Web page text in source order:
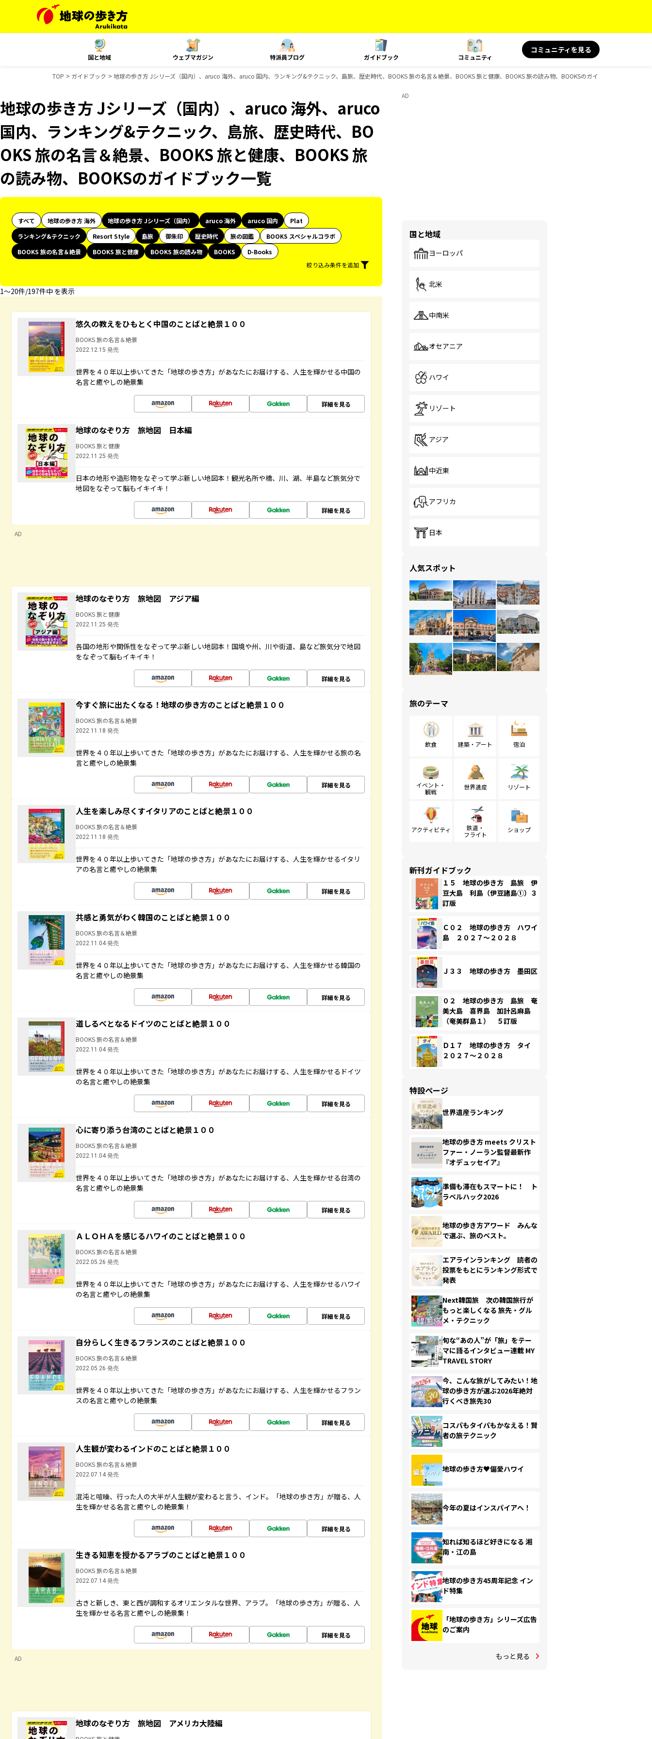
国と地域 ウェブマガジン 特派員ブログ ガイドブック コミュニティ
コミュニティを見る
TOP ガイドブック 地球の歩き方 Jシリーズ（国内）、aruco 海外、aruco 国内、ランキング&テクニック、島旅、歴史時代、BOOKS 旅の名言＆絶景、BOOKS 旅と健康、BOOKS 旅の読み物、BOOKSのガイドブック一覧
地球の歩き方 Jシリーズ（国内）、aruco 海外、aruco
国内、ランキング&テクニック、島旅、歴史時代、BO
OKS 旅の名言＆絶景、BOOKS 旅と健康、BOOKS 旅
の読み物、BOOKSのガイドブック一覧
すべて 地球の歩き方 海外 地球の歩き方 Jシリーズ（国内） aruco 海外 aruco 国内
Plat
ランキング&テクニック
Resort Style 島旅 御朱印 歴史時代 旅の図鑑
BOOKS スペシャルコラボ
BOOKS 旅の名言＆絶景
BOOKS 旅と健康 BOOKS 旅の読み物 BOOKS
D-Books
絞り込み条件を追加
1〜20件/197件中 を表示
悠久の教えをひもとく中国のことばと絶景１００
BOOKS 旅の名言＆絶景
2022.12.15 発売
世界を４０年以上歩いてきた「地球の歩き方」があなたにお届けする、人生を輝かせる中国の
名言と癒やしの絶景集
詳細を見る
地球のなぞり方 旅地図 日本編
BOOKS 旅と健康
2022.11.25 発売
日本の地形や造形物をなぞって学ぶ新しい地図本！観光名所や橋、川、湖、半島など旅気分で
地図をなぞって脳もイキイキ！
詳細を見る
AD
地球のなぞり方 旅地図 アジア編
BOOKS 旅と健康
2022.11.25 発売
各国の地形や関係性をなぞって学ぶ新しい地図本！国境や州、川や街道、島など旅気分で地図
をなぞって脳もイキイキ！
詳細を見る
今すぐ旅に出たくなる！地球の歩き方のことばと絶景１００
BOOKS 旅の名言＆絶景
2022.11.18 発売
世界を４０年以上歩いてきた「地球の歩き方」があなたにお届けする、人生を輝かせる旅の名
言と癒やしの絶景集
詳細を見る
人生を楽しみ尽くすイタリアのことばと絶景１００
BOOKS 旅の名言＆絶景
2022.11.18 発売
世界を４０年以上歩いてきた「地球の歩き方」があなたにお届けする、人生を輝かせるイタリ
アの名言と癒やしの絶景集
詳細を見る
共感と勇気がわく韓国のことばと絶景１００
BOOKS 旅の名言＆絶景
2022.11.04 発売
世界を４０年以上歩いてきた「地球の歩き方」があなたにお届けする、人生を輝かせる韓国の
名言と癒やしの絶景集
詳細を見る
道しるべとなるドイツのことばと絶景１００
BOOKS 旅の名言＆絶景
2022.11.04 発売
世界を４０年以上歩いてきた「地球の歩き方」があなたにお届けする、人生を輝かせるドイツ
の名言と癒やしの絶景集
詳細を見る
心に寄り添う台湾のことばと絶景１００
BOOKS 旅の名言＆絶景
2022.11.04 発売
世界を４０年以上歩いてきた「地球の歩き方」があなたにお届けする、人生を輝かせる台湾の
名言と癒やしの絶景集
詳細を見る
ＡＬＯＨＡを感じるハワイのことばと絶景１００
BOOKS 旅の名言＆絶景
2022.05.26 発売
世界を４０年以上歩いてきた「地球の歩き方」があなたにお届けする、人生を輝かせるハワイ
の名言と癒やしの絶景集
詳細を見る
自分らしく生きるフランスのことばと絶景１００
BOOKS 旅の名言＆絶景
2022.05.26 発売
世界を４０年以上歩いてきた「地球の歩き方」があなたにお届けする、人生を輝かせるフラン
スの名言と癒やしの絶景集
詳細を見る
人生観が変わるインドのことばと絶景１００
BOOKS 旅の名言＆絶景
2022.07.14 発売
混沌と喧噪、行った人の大半が人生観が変わると言う、インド。「地球の歩き方」が贈る、人
生を輝かせる名言と癒やしの絶景集！
詳細を見る
生きる知恵を授かるアラブのことばと絶景１００
BOOKS 旅の名言＆絶景
2022.07.14 発売
古きと新しき、東と西が調和するオリエンタルな世界、アラブ。「地球の歩き方」が贈る、人
生を輝かせる名言と癒やしの絶景集！
詳細を見る
AD
地球のなぞり方 旅地図 アメリカ大陸編
AD
国と地域
ヨーロッパ
北米
中南米
オセアニア
ハワイ
リゾート
アジア
中近東
アフリカ
日本
人気スポット
旅のテーマ
飲食 建築・アート 宿泊
イベント・
観戦
世界遺産 リゾート
アクティビティ
鉄道・
フライト
ショップ
新刊ガイドブック
１５ 地球の歩き方 島旅 伊
豆大島 利島（伊豆諸島①）３
訂版
Ｃ０２ 地球の歩き方 ハワイ
島 ２０２７～２０２８
Ｊ３３ 地球の歩き方 墨田区
０２ 地球の歩き方 島旅 奄
美大島 喜界島 加計呂麻島
（奄美群島１） ５訂版
Ｄ１７ 地球の歩き方 タイ
２０２７～２０２８
特設ページ
世界遺産ランキング
地球の歩き方 meets クリスト
ファー・ノーラン監督最新作
『オデュッセイア』
準備も滞在もスマートに！ ト
ラベルハック2026
地球の歩き方アワード みんな
で選ぶ、旅のベスト。
エアラインランキング 読者の
投票をもとにランキング形式で
発表
Next韓国旅 次の韓国旅行が
もっと楽しくなる 旅先・グル
メ・テクニック
旬な“あの人”が「旅」をテー
マに語るインタビュー連載 MY
TRAVEL STORY
今、こんな旅がしてみたい！地
球の歩き方が選ぶ2026年絶対
行くべき旅先30
コスパもタイパもかなえる！賢
者の旅テクニック
地球の歩き方♥偏愛ハワイ
今年の夏はインスパイアへ！
知れば知るほど好きになる 湘
南・江の島
地球の歩き方45周年記念 イン
ド特集
「地球の歩き方」シリーズ広告
のご案内
もっと見る